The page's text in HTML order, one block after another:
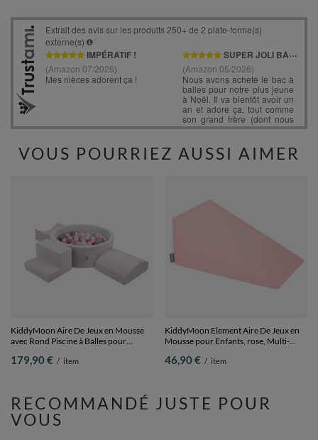
VOUS POURRIEZ AUSSI AIMER
KiddyMoon Aire De Jeux en Mousse
avec Rond Piscine à Balles pour
perle/gris/transparent/rose poudré,
179,90 € / item
KiddyMoon Element Aire De Jeux en
Mousse pour Enfants, rose, Multi-
46,90 € / item
RECOMMANDÉ JUSTE POUR
VOUS